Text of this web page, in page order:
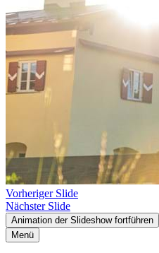
Vorheriger Slide
Nächster Slide
Animation der Slideshow fortführen
Menü